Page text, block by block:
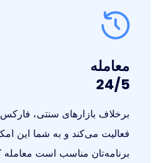
معامله
24/5
برخلاف بازارهای سنتی،
فعالیت می‌کند و به شما این
برنامه‌تان مناسب است معامله